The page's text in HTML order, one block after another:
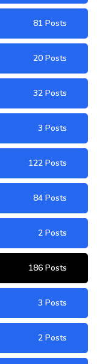
81 Posts
20 Posts
32 Posts
3 Posts
122 Posts
84 Posts
2 Posts
186 Posts
3 Posts
2 Posts